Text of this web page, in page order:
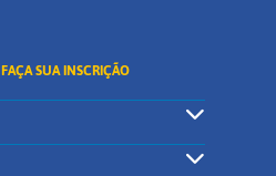
FAÇA SUA INSCRIÇÃO